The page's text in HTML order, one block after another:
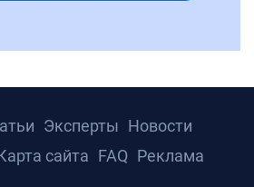
Эксперты Новости
сайта FAQ Реклама